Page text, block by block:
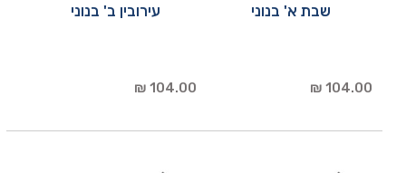
שבת א' בנוני
104.00 ₪
עירובין ב' בנוני
104.00 ₪